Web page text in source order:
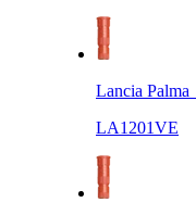
Lancia Palma
LA1201VE